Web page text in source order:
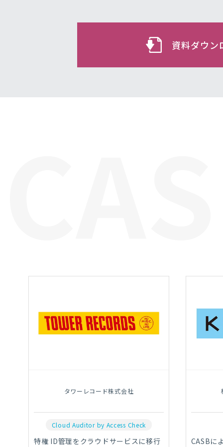
資料ダウン
タワーレコード株式会社
Cloud Auditor by Access Check
特権 ID管理をクラウドサービスに移行 CASBに